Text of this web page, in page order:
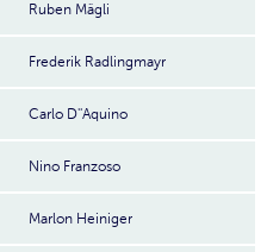
Ruben Mägli
Frederik Radlingmayr
Carlo D''Aquino
Nino Franzoso
Marlon Heiniger